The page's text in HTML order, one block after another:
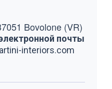
Bovolone (VR)
почты
interiors.com